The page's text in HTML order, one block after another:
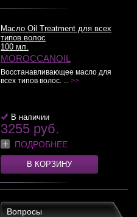
Масло Oil Treatment для всех
типов волос
100 мл.
MOROCCANOIL
Восстанавливающее масло для
всех типов волос. ... >>
В наличии
3255 руб.
ПОДРОБНЕЕ
В КОРЗИНУ
Вопросы